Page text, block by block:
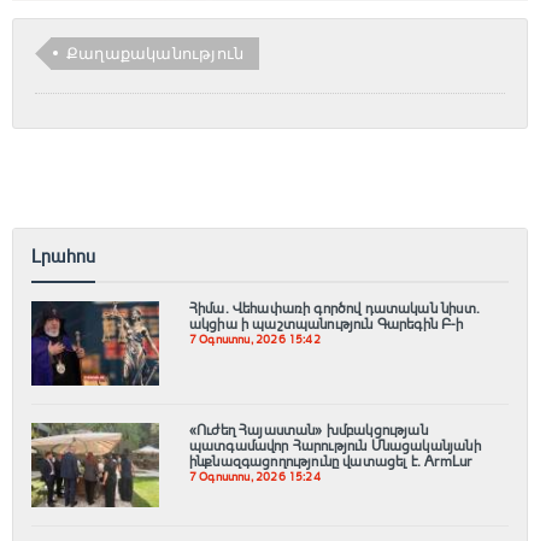
Քաղաքականություն
Լրահոս
Հիմա. Վեհափառի գործով դատական նիստ.
ակցիա ի պաշտպանություն Գարեգին Բ-ի
7 Օգոստոս, 2026 15:42
«Ուժեղ Հայաստան» խմբակցության
պատգամավոր Հարություն Մնացականյանի
ինքնազգացողությունը վատացել է․ ArmLur
7 Օգոստոս, 2026 15:24